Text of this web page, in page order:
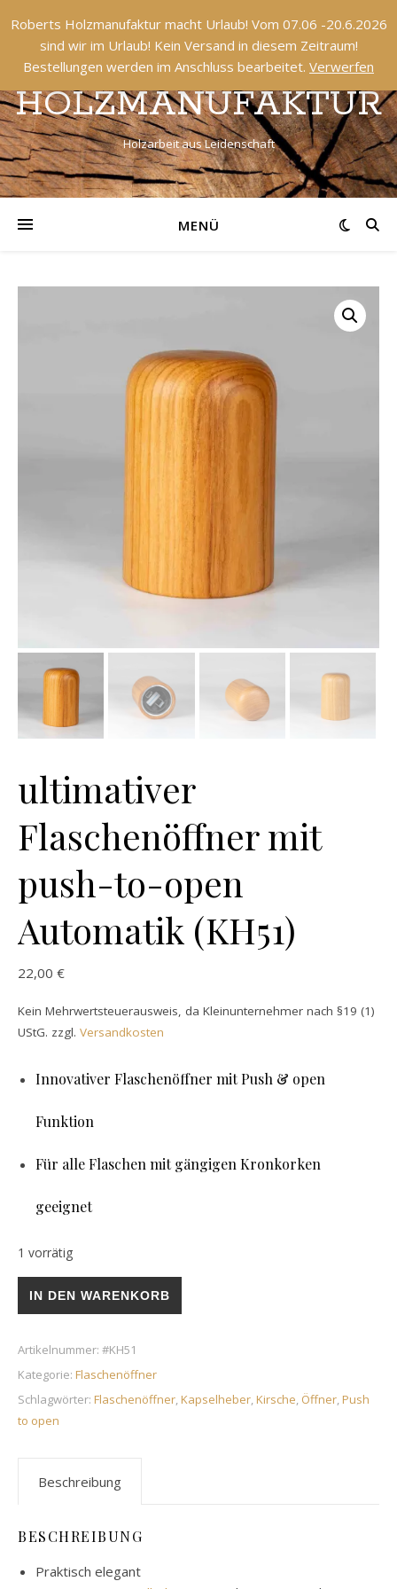
Roberts Holzmanufaktur macht Urlaub! Vom 07.06 -20.6.2026
sind wir im Urlaub! Kein Versand in diesem Zeitraum!
Bestellungen werden im Anschluss bearbeitet. Verwerfen
ROBERTS
HOLZMANUFAKTUR
Holzarbeit aus Leidenschaft
MENÜ
ultimativer
Flaschenöffner mit
push-to-open
Automatik (KH51)
22,00 €
Kein Mehrwertsteuerausweis, da Kleinunternehmer nach §19 (1)
UStG. zzgl. Versandkosten
Innovativer Flaschenöffner mit Push & open
Funktion
Für alle Flaschen mit gängigen Kronkorken
geeignet
1 vorrätig
ultimativer Flaschenöffner mit push-to-open Automatik
IN DEN WARENKORB
Artikelnummer: #KH51
Kategorie: Flaschenöffner
Schlagwörter: Flaschenöffner,Kapselheber,Kirsche, Öffner,Push
to open
Beschreibung
BESCHREIBUNG
Praktisch elegant